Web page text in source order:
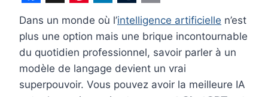
F
a
c
e
b
X
P
i
n
t
e
L
i
n
k
e
T
u
m
b
l
E
m
a
i
l
Dans un monde où l’intelligence artificielle n’est
plus une option mais une brique incontournable
du quotidien professionnel, savoir parler à un
modèle de langage devient un vrai
superpouvoir. Vous pouvez avoir la meilleure IA